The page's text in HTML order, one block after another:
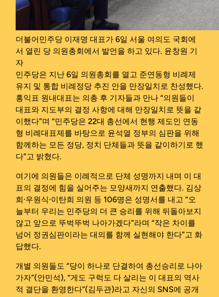
더불어민주당 이재명 대표가 6일 서울 여의도 국회에
서 열린 당 의원총회에서 발언을 하고 있다. 윤창원 기
자
민주당은 지난 6일 의원총회를 열고 준연동형 비례제
유지 및 통합 비례정당 추진 안을 만장일치로 찬성했다.
홍익표 원내대표는 의총 후 기자들과 만나 “의원들이
대표와 지도부의 결정 사항에 대해 만장일치로 뜻을 같
이했다”며 “민주당은 22대 총선에서 현행 제도인 연동
형 비례대표제를 바탕으로 윤석열 정부의 심판을 위해
함께하는 모든 정당, 정치 단체들과 뜻을 같이하기로 했
다”고 밝혔다.
여기에 의원들은 이례적으로 단체 성명까지 내며 이 대
표의 결정에 힘을 실어주는 모양새까지 연출했다. 김상
희·우원식·이탄희 의원 등 106명은 성명서를 내고 “오
늘부터 우리는 민주당의 더 큰 승리를 위해 뒤돌아보지
않고 앞으로 뚜벅뚜벅 나아가겠다”라며 “작은 차이를
넘어 정권심판이라는 대의를 함께 실현해야 한다”고 화
답했다.
개별 의원들도 “당이 하나로 단결하여 총선승리로 나아
가자”(안민석), “게도 구럭도 다 살리는 이 대표의 역사
적 결단을 환영한다”(김두관)라고 자신의 SNS에 공개